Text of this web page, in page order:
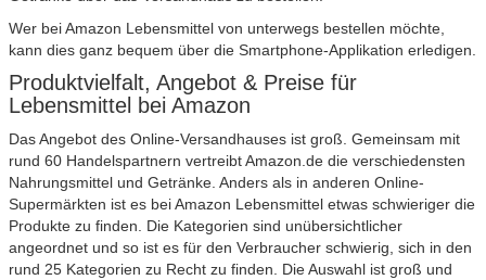
Wer bei Amazon Lebensmittel von unterwegs bestellen möchte,
kann dies ganz bequem über die Smartphone-Applikation erledigen.
Produktvielfalt, Angebot & Preise für
Lebensmittel bei Amazon
Das Angebot des Online-Versandhauses ist groß. Gemeinsam mit
rund 60 Handelspartnern vertreibt Amazon.de die verschiedensten
Nahrungsmittel und Getränke. Anders als in anderen Online-
Supermärkten ist es bei Amazon Lebensmittel etwas schwieriger die
Produkte zu finden. Die Kategorien sind unübersichtlicher
angeordnet und so ist es für den Verbraucher schwierig, sich in den
rund 25 Kategorien zu Recht zu finden. Die Auswahl ist groß und